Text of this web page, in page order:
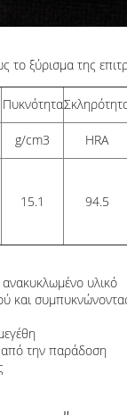
το ξύρισμα της
Πυκνότητα
g/cm3 HRA
15.1 94.5
υλικό
και
από την παράδοση